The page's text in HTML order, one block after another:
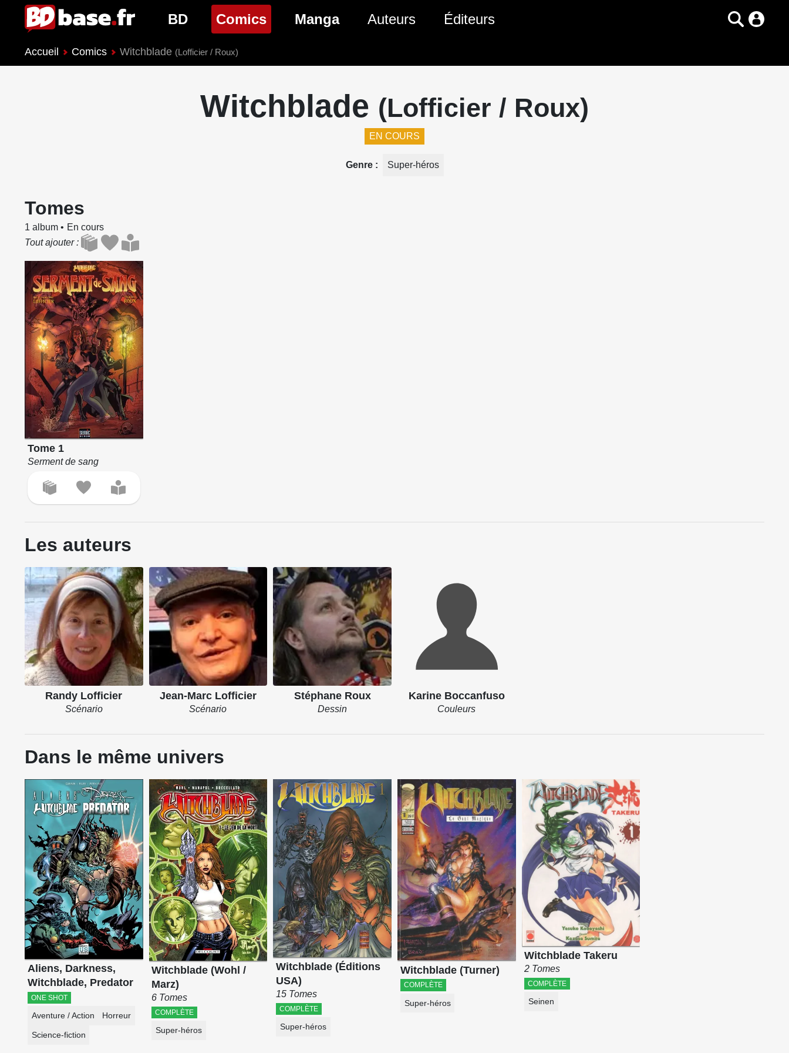
BD
Nouveautés BD
Genres BD
Comics(page courante)
Nouveautés Comics
Genres Comics
Manga
Genres Manga
Auteurs Éditeurs
Accueil Comics Witchblade (Lofficier / Roux)
Witchblade (Lofficier / Roux)
EN COURS
Genre Super-héros
Tomes
1 album
En cours
Tout ajouter
Tome 1
Serment de sang
Les auteurs
Randy Lofficier
Scénario
Jean-Marc Lofficier
Scénario
Stéphane Roux
Dessin
Karine Boccanfuso
Couleurs
Dans le même univers
Aliens, Darkness,
Witchblade, Predator
ONE SHOT
Aventure / Action Horreur
Science-fiction
Witchblade (Wohl /
Marz)
6 Tomes
COMPLÈTE
Super-héros
Witchblade (Éditions
USA)
15 Tomes
COMPLÈTE
Super-héros
Witchblade (Turner)
COMPLÈTE
Super-héros
Witchblade Takeru
2 Tomes
COMPLÈTE
Seinen